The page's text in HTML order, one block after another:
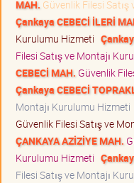
MAH. Güvenlik Filesi
Çankaya CEBECİ İLERİ
Kurulumu Hizmeti
Filesi Satış ve Montajı
CEBECİ MAH. Güvenlik
Çankaya CEBECİ
Montajı Kurulumu Hizmeti
Güvenlik Filesi Satış ve
ÇANKAYA AZİZİYE MAH.
Kurulumu Hizmeti
Filesi Satış ve Montajı